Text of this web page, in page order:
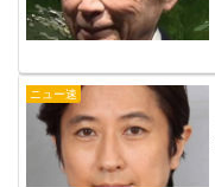
ニュー速